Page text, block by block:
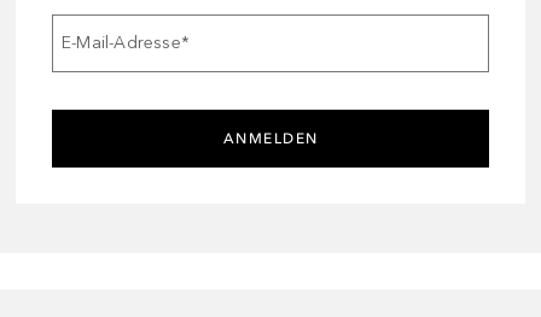
E-Mail-Adresse*
ANMELDEN